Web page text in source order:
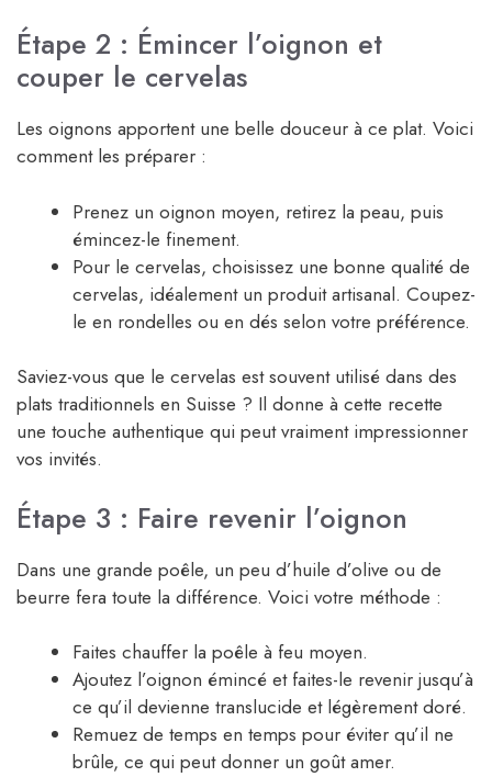
Étape 2 : Émincer l’oignon et
couper le cervelas
Les oignons apportent une belle douceur à ce plat. Voici
comment les préparer :
Prenez un oignon moyen, retirez la peau, puis
émincez-le finement.
Pour le cervelas, choisissez une bonne qualité de
cervelas, idéalement un produit artisanal. Coupez-
le en rondelles ou en dés selon votre préférence.
Saviez-vous que le cervelas est souvent utilisé dans des
plats traditionnels en Suisse ? Il donne à cette recette
une touche authentique qui peut vraiment impressionner
vos invités.
Étape 3 : Faire revenir l’oignon
Dans une grande poêle, un peu d’huile d’olive ou de
beurre fera toute la différence. Voici votre méthode :
Faites chauffer la poêle à feu moyen.
Ajoutez l’oignon émincé et faites-le revenir jusqu’à
ce qu’il devienne translucide et légèrement doré.
Remuez de temps en temps pour éviter qu’il ne
brûle, ce qui peut donner un goût amer.